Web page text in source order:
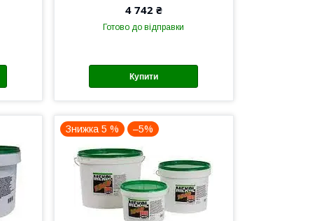
4 742 ₴
Готово до відправки
Купити
Знижка 5 % –5%